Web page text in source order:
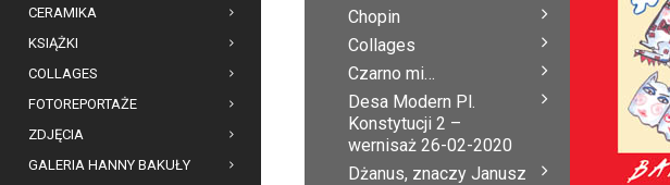
CERAMIKA
KSIĄŻKI
COLLAGES
FOTOREPORTAŻE
ZDJĘCIA
GALERIA HANNY BAKUŁY
Chopin
Collages
Czarno mi…
Desa Modern Pl.
Konstytucji 2 –
wernisaż 26-02-2020
Dżanus, znaczy Janusz